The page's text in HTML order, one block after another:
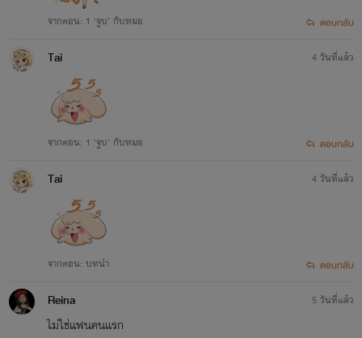
จากตอน: 1 ‘จูบ’ กับหมอ ตอบกลับ
Tai
จากตอน: 1 ‘จูบ’ กับหมอ
4 วันที่แล้ว
ตอบกลับ
Tai
จากตอน: บทนำ
4 วันที่แล้ว
ตอบกลับ
Reina
ไม่ใช่แฟนคนแรก
5 วันที่แล้ว